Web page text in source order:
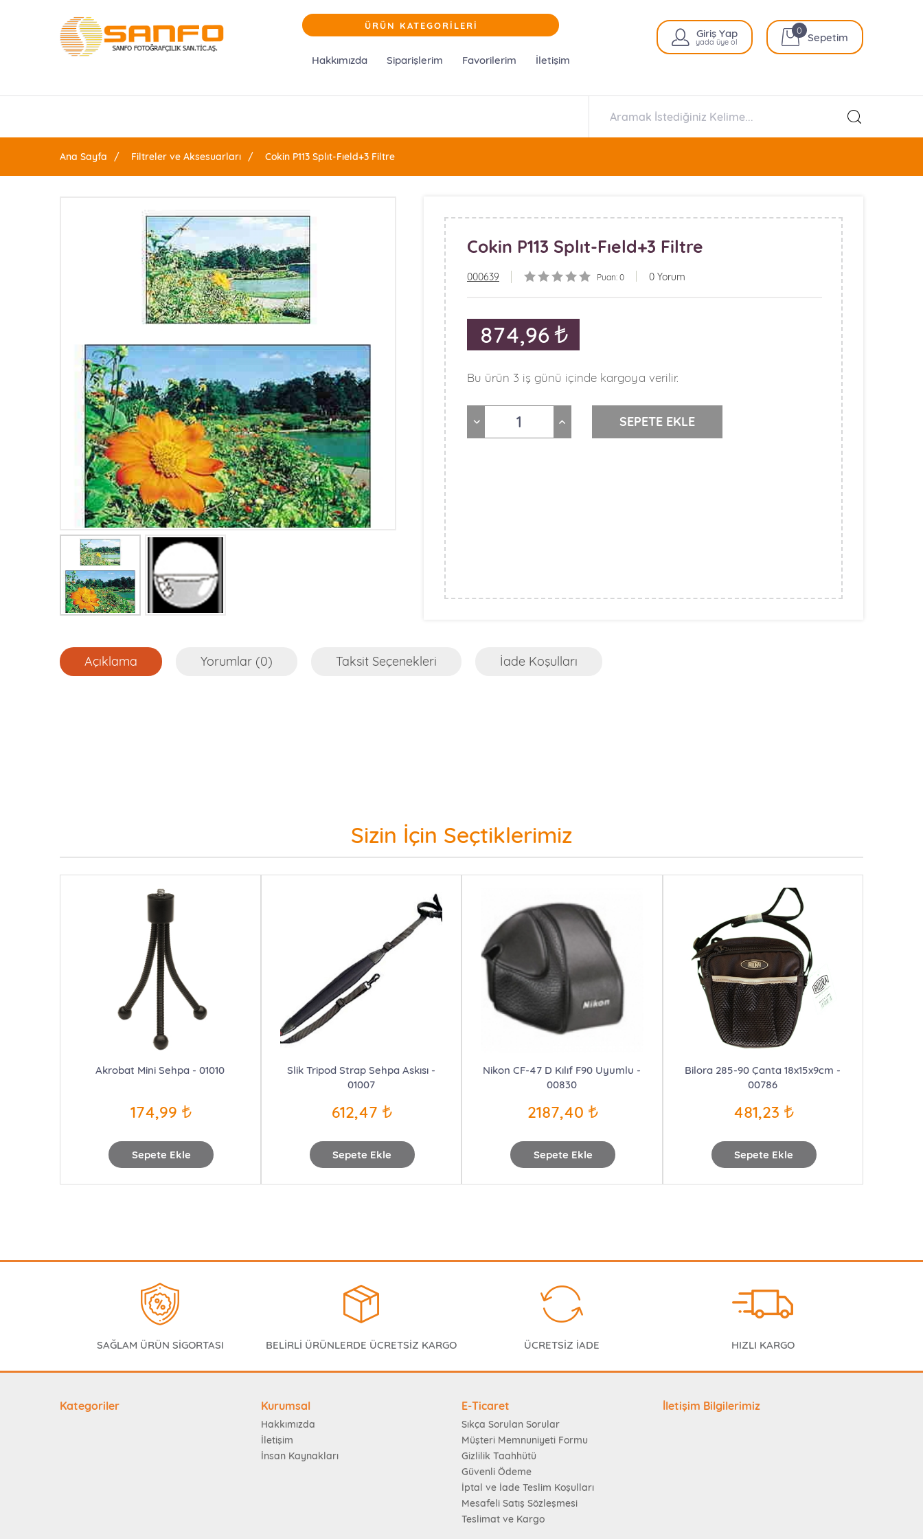
ÜRÜN KATEGORİLERİ
Hakkımızda Siparişlerim Favorilerim İletişim
Giriş Yap
yada üye ol Sepetim
0
Ana Sayfa Filtreler ve Aksesuarları Cokin P113 Splıt-Fıeld+3 Filtre
Cokin P113 Splıt-Fıeld+3 Filtre
000639 Puan: 0 0 Yorum
874,96
Bu ürün 3 iş günü içinde kargoya verilir.
Açıklama Yorumlar (0) Taksit Seçenekleri İade Koşulları
Sizin İçin Seçtiklerimiz
Sepete Ekle
Akrobat Mini Sehpa - 01010
174,99
Sepete Ekle
Slik Tripod Strap Sehpa Askısı -
01007
612,47
Sepete Ekle
Nikon CF-47 D Kılıf F90 Uyumlu -
00830
2187,40
Sepete Ekle
Bilora 285-90 Çanta 18x15x9cm -
00786
481,23
SAĞLAM ÜRÜN SİGORTASI BELİRLİ ÜRÜNLERDE ÜCRETSİZ KARGO ÜCRETSİZ İADE HIZLI KARGO
Kategoriler Kurumsal
Hakkımızda
İletişim
İnsan Kaynakları
E-Ticaret
Sıkça Sorulan Sorular
Müşteri Memnuniyeti Formu
Gizlilik Taahhütü
Güvenli Ödeme
İptal ve İade Teslim Koşulları
Mesafeli Satış Sözleşmesi
Teslimat ve Kargo
İletişim Bilgilerimiz